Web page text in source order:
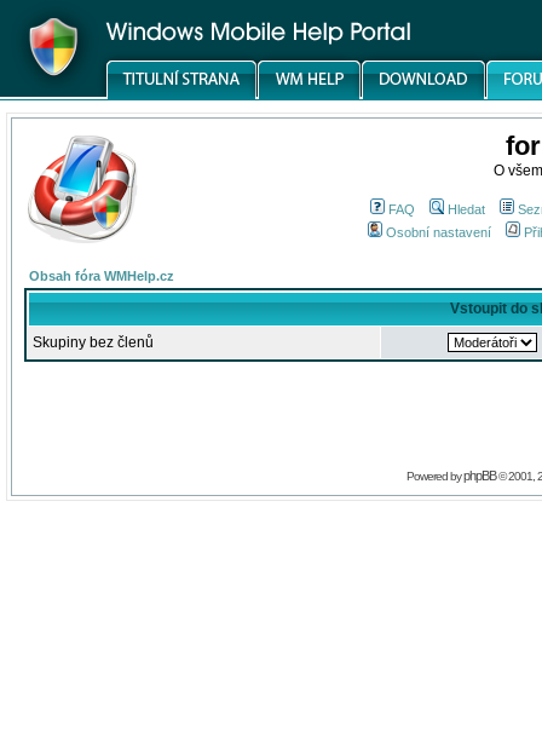
O
FAQ Hledat
Osobní nastavení
Obsah fóra WMHelp.cz
Vstoupit do
Skupiny bez členů
Powered byphpBB© 2001,